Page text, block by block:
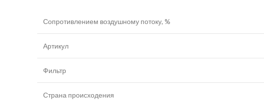
Сопротивлением воздушному потоку, %
Артикул
Фильтр
Страна происходения